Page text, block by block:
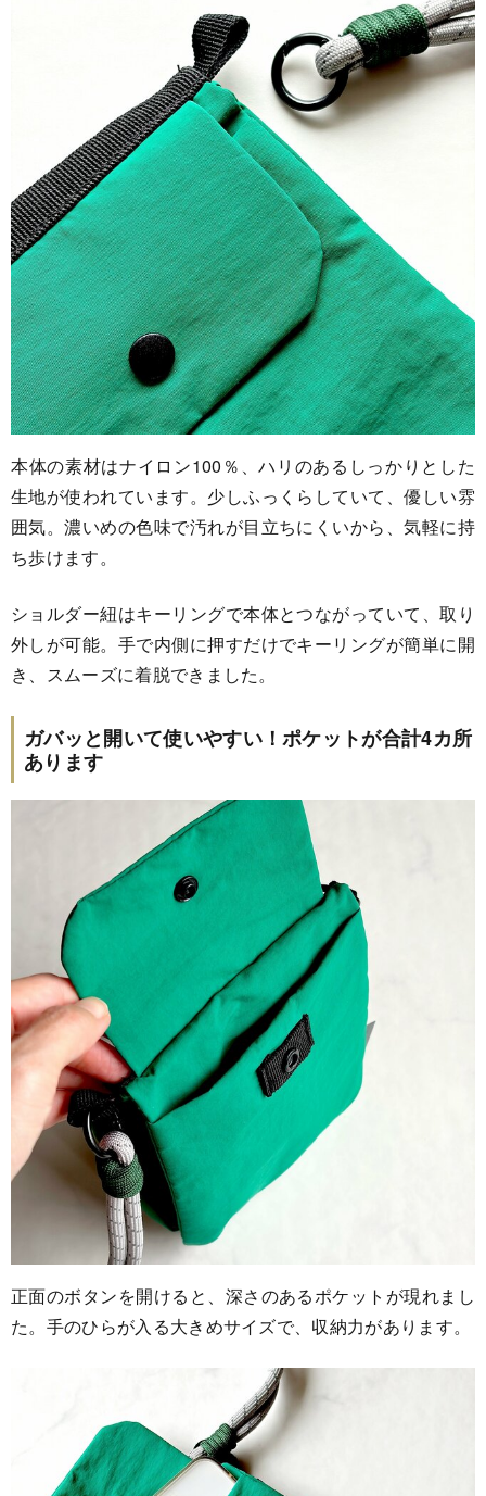
本体の素材はナイロン100％、ハリのあるしっかりとした
生地が使われています。少しふっくらしていて、優しい雰
囲気。濃いめの色味で汚れが目立ちにくいから、気軽に持
ち歩けます。
ショルダー紐はキーリングで本体とつながっていて、取り
外しが可能。手で内側に押すだけでキーリングが簡単に開
き、スムーズに着脱できました。
ガバッと開いて使いやすい！ポケットが合計4カ所
あります
正面のボタンを開けると、深さのあるポケットが現れまし
た。手のひらが入る大きめサイズで、収納力があります。